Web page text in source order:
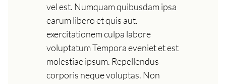
vel est. Numquam quibusdam ipsa
earum libero et quis aut.
exercitationem culpa labore
voluptatum Tempora eveniet et est
molestiae ipsum. Repellendus
corporis neque voluptas. Non